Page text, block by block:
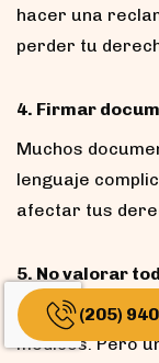
(205)
hacer una
perder tu
4. Firmar
Muchos
lenguaje
afectar tus
5. No valorar
Las personas
médicos. Pero